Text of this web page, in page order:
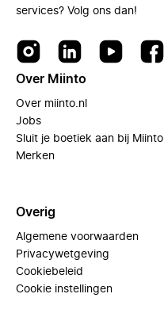
services? Volg ons dan!
Over Miinto
Over miinto.nl
Jobs
Sluit je boetiek aan bij Miinto
Merken
Overig
Algemene voorwaarden
Privacywetgeving
Cookiebeleid
Cookie instellingen